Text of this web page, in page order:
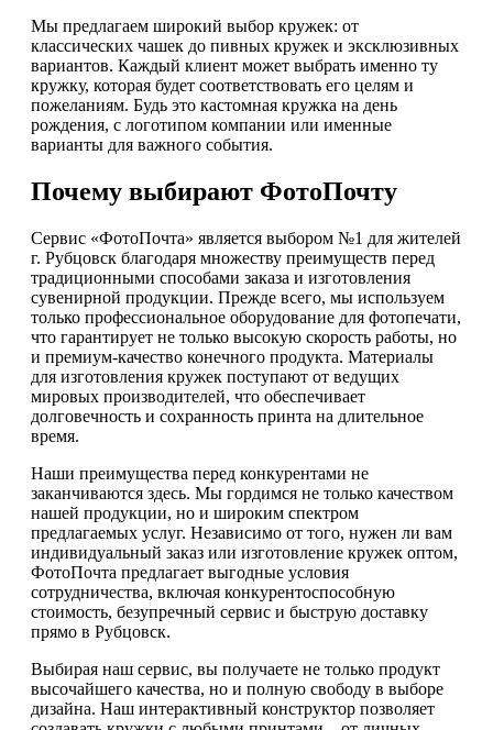
Мы предлагаем широкий выбор кружек: от
классических чашек до пивных кружек и эксклюзивных
вариантов. Каждый клиент может выбрать именно ту
кружку, которая будет соответствовать его целям и
пожеланиям. Будь это кастомная кружка на день
рождения, с логотипом компании или именные
варианты для важного события.
Почему выбирают ФотоПочту
Сервис «ФотоПочта» является выбором №1 для жителей
г. Рубцовск благодаря множеству преимуществ перед
традиционными способами заказа и изготовления
сувенирной продукции. Прежде всего, мы используем
только профессиональное оборудование для фотопечати,
что гарантирует не только высокую скорость работы, но
и премиум-качество конечного продукта. Материалы
для изготовления кружек поступают от ведущих
мировых производителей, что обеспечивает
долговечность и сохранность принта на длительное
время.
Наши преимущества перед конкурентами не
заканчиваются здесь. Мы гордимся не только качеством
нашей продукции, но и широким спектром
предлагаемых услуг. Независимо от того, нужен ли вам
индивидуальный заказ или изготовление кружек оптом,
ФотоПочта предлагает выгодные условия
сотрудничества, включая конкурентоспособную
стоимость, безупречный сервис и быструю доставку
прямо в Рубцовск.
Выбирая наш сервис, вы получаете не только продукт
высочайшего качества, но и полную свободу в выборе
дизайна. Наш интерактивный конструктор позволяет